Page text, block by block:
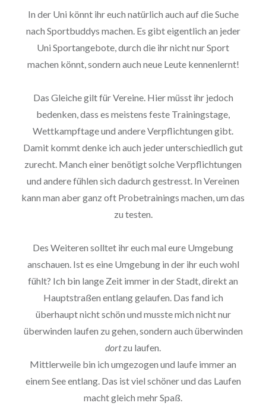
In der Uni könnt ihr euch natürlich auch auf die Suche
nach Sportbuddys machen. Es gibt eigentlich an jeder
Uni Sportangebote, durch die ihr nicht nur Sport
machen könnt, sondern auch neue Leute kennenlernt!
Das Gleiche gilt für Vereine. Hier müsst ihr jedoch
bedenken, dass es meistens feste Trainingstage,
Wettkampftage und andere Verpflichtungen gibt.
Damit kommt denke ich auch jeder unterschiedlich gut
zurecht. Manch einer benötigt solche Verpflichtungen
und andere fühlen sich dadurch gestresst. In Vereinen
kann man aber ganz oft Probetrainings machen, um das
zu testen.
Des Weiteren solltet ihr euch mal eure Umgebung
anschauen. Ist es eine Umgebung in der ihr euch wohl
fühlt? Ich bin lange Zeit immer in der Stadt, direkt an
Hauptstraßen entlang gelaufen. Das fand ich
überhaupt nicht schön und musste mich nicht nur
überwinden laufen zu gehen, sondern auch überwinden
dortzu laufen.
Mittlerweile bin ich umgezogen und laufe immer an
einem See entlang. Das ist viel schöner und das Laufen
macht gleich mehr Spaß.